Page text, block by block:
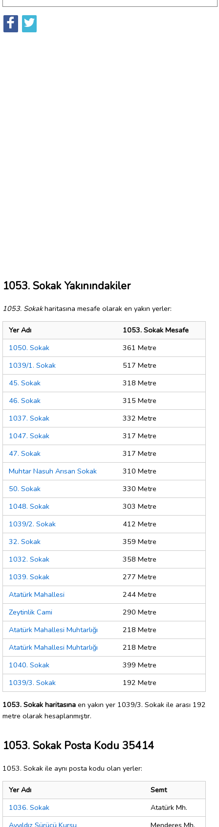
1053. Sokak Yakınındakiler
1053. Sokakharitasına mesafe olarak en yakın yerler:
Yer Adı
1053. Sokak Mesafe
1050. Sokak
361 Metre
1039/1. Sokak
517 Metre
45. Sokak
318 Metre
46. Sokak
315 Metre
1037. Sokak
332 Metre
1047. Sokak
317 Metre
47. Sokak
317 Metre
Muhtar Nasuh Arısan Sokak
310 Metre
50. Sokak
330 Metre
1048. Sokak
303 Metre
1039/2. Sokak
412 Metre
32. Sokak
359 Metre
1032. Sokak
358 Metre
1039. Sokak
277 Metre
Atatürk Mahallesi
244 Metre
Zeytinlik Cami
290 Metre
Atatürk Mahallesi Muhtarlığı
218 Metre
Atatürk Mahallesi Muhtarlığı
218 Metre
1040. Sokak
399 Metre
1039/3. Sokak
192 Metre
1053. Sokak haritasına en yakın yer 1039/3. Sokak ile arası 192
metre olarak hesaplanmıştır.
1053. Sokak Posta Kodu 35414
1053. Sokak ile aynı posta kodu olan yerler:
Yer Adı
Semt
1036. Sokak
Atatürk Mh.